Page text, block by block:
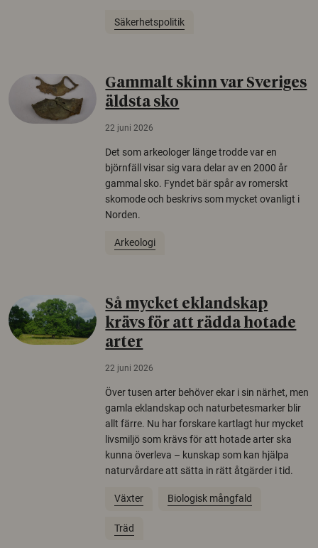
Säkerhetspolitik
Gammalt skinn var Sveriges
äldsta sko
22 juni 2026
Det som arkeologer länge trodde var en
björnfäll visar sig vara delar av en 2000 år
gammal sko. Fyndet bär spår av romerskt
skomode och beskrivs som mycket ovanligt i
Norden.
Arkeologi
Så mycket eklandskap
krävs för att rädda hotade
arter
22 juni 2026
Över tusen arter behöver ekar i sin närhet, men
gamla eklandskap och naturbetesmarker blir
allt färre. Nu har forskare kartlagt hur mycket
livsmiljö som krävs för att hotade arter ska
kunna överleva – kunskap som kan hjälpa
naturvårdare att sätta in rätt åtgärder i tid.
Växter Biologisk mångfald
Träd